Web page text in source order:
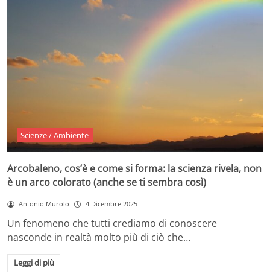
Scienze / Ambiente
Arcobaleno, cos’è e come si forma: la scienza rivela, non
è un arco colorato (anche se ti sembra così)
Antonio Murolo 4 Dicembre 2025
Un fenomeno che tutti crediamo di conoscere
nasconde in realtà molto più di ciò che…
Leggi di più